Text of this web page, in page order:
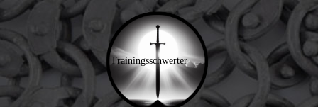
Zum Hauptinhalt springen